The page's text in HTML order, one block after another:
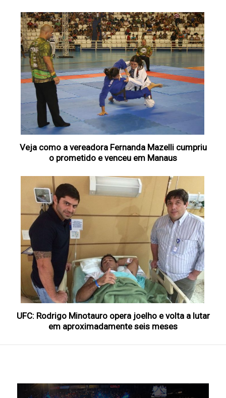
Veja como a vereadora Fernanda Mazelli cumpriu
o prometido e venceu em Manaus
UFC: Rodrigo Minotauro opera joelho e volta a lutar
em aproximadamente seis meses